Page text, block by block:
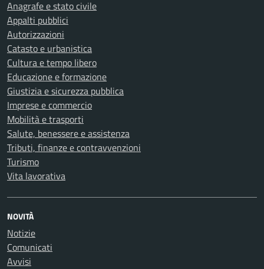
Anagrafe e stato civile
Appalti pubblici
Autorizzazioni
Catasto e urbanistica
Cultura e tempo libero
Educazione e formazione
Giustizia e sicurezza pubblica
Imprese e commercio
Mobilità e trasporti
Salute, benessere e assistenza
Tributi, finanze e contravvenzioni
Turismo
Vita lavorativa
NOVITÀ
Notizie
Comunicati
Avvisi